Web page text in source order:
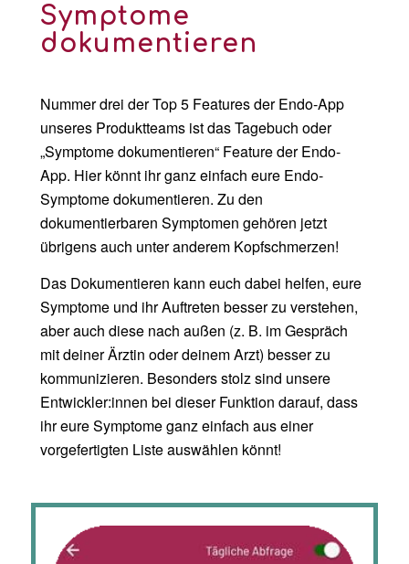
Symptome
dokumentieren
Nummer drei der Top 5 Features der Endo-App
unseres Produktteams ist das Tagebuch oder
„Symptome dokumentieren“ Feature der Endo-
App. Hier könnt ihr ganz einfach eure Endo-
Symptome dokumentieren. Zu den
dokumentierbaren Symptomen gehören jetzt
übrigens auch unter anderem Kopfschmerzen!
Das Dokumentieren kann euch dabei helfen, eure
Symptome und ihr Auftreten besser zu verstehen,
aber auch diese nach außen (z. B. im Gespräch
mit deiner Ärztin oder deinem Arzt) besser zu
kommunizieren. Besonders stolz sind unsere
Entwickler:innen bei dieser Funktion darauf, dass
ihr eure Symptome ganz einfach aus einer
vorgefertigten Liste auswählen könnt!